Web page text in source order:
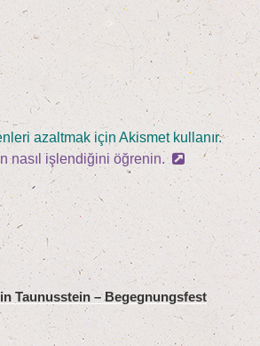
azaltmak için Akismet kullanır.
nasıl işlendiğini öğrenin.
Tau­nus­stein – Begeg­nungs­fest